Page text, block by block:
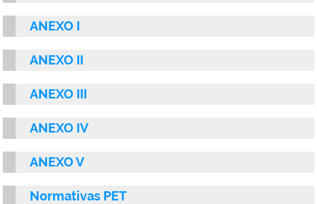
ANEXO I
ANEXO II
ANEXO III
ANEXO IV
ANEXO V
Normativas PET